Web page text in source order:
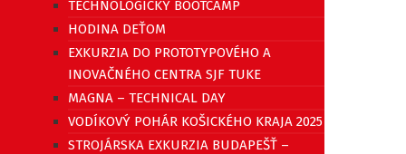
TECHNOLOGICKÝ BOOTCAMP
HODINA DEŤOM
EXKURZIA DO PROTOTYPOVÉHO A
INOVAČNÉHO CENTRA SJF TUKE
MAGNA – TECHNICAL DAY
VODÍKOVÝ POHÁR KOŠICKÉHO KRAJA 2025
STROJÁRSKA EXKURZIA BUDAPEŠŤ –